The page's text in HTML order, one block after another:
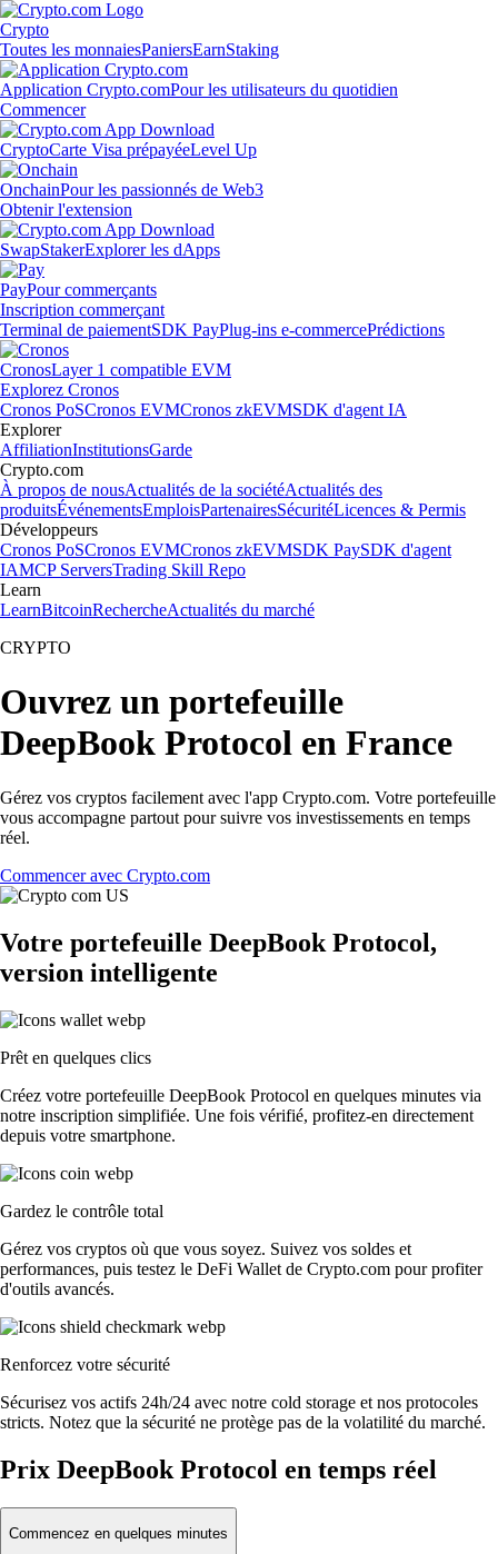
Crypto
Toutes les monnaiesPaniersEarnStaking
Application Crypto.comPour les utilisateurs du quotidien
Commencer
CryptoCarte Visa prépayéeLevel Up
OnchainPour les passionnés de Web3
Obtenir l'extension
SwapStakerExplorer les dApps
PayPour commerçants
Inscription commerçant
Terminal de paiementSDK PayPlug-ins e-commercePrédictions
CronosLayer 1 compatible EVM
Explorez Cronos
Cronos PoSCronos EVMCronos zkEVMSDK d'agent IA
Explorer
AffiliationInstitutionsGarde
Crypto.com
À propos de nousActualités de la sociétéActualités des
produitsÉvénementsEmploisPartenairesSécuritéLicences & Permis
Développeurs
Cronos PoSCronos EVMCronos zkEVMSDK PaySDK d'agent
IAMCP ServersTrading Skill Repo
Learn
LearnBitcoinRechercheActualités du marché
CRYPTO
Ouvrez un portefeuille
DeepBook Protocol en France
Gérez vos cryptos facilement avec l'app Crypto.com. Votre portefeuille
vous accompagne partout pour suivre vos investissements en temps
réel.
Commencer avec Crypto.com
Votre portefeuille DeepBook Protocol,
version intelligente
Prêt en quelques clics
Créez votre portefeuille DeepBook Protocol en quelques minutes via
notre inscription simplifiée. Une fois vérifié, profitez-en directement
depuis votre smartphone.
Gardez le contrôle total
Gérez vos cryptos où que vous soyez. Suivez vos soldes et
performances, puis testez le DeFi Wallet de Crypto.com pour profiter
d'outils avancés.
Renforcez votre sécurité
Sécurisez vos actifs 24h/24 avec notre cold storage et nos protocoles
stricts. Notez que la sécurité ne protège pas de la volatilité du marché.
Prix DeepBook Protocol en temps réel
Commencez en quelques minutes